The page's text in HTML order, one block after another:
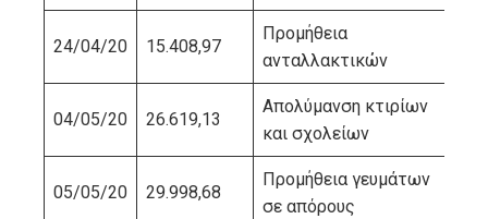
24/04/20 15.408,97
Προμήθεια
ανταλλακτικών
04/05/20 26.619,13
Απολύμανση κτιρίων
και σχολείων
05/05/20 29.998,68
Προμήθεια γευμάτων
σε απόρους